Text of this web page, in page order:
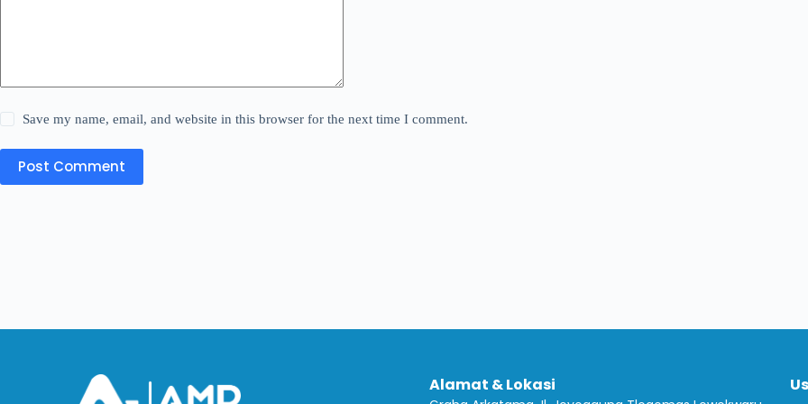
Save my name, email, and website in this browser for the next time I comment.
Post Comment
Alamat & Lokasi